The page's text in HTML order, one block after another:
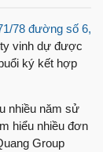
78 đường số 6,
vinh dự được
ký kết hợp
nhiều năm sử
hiểu nhiều đơn
Group